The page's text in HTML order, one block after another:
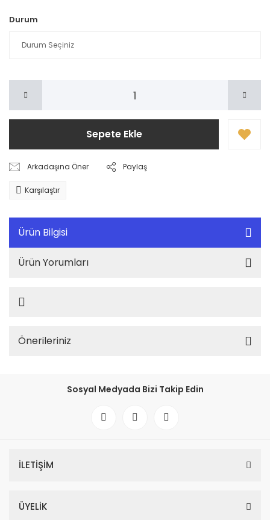
Durum
Sepete Ekle
Arkadaşına Öner Paylaş
Karşılaştır
Ürün Bilgisi
Ürün Yorumları
Önerileriniz
Sosyal Medyada Bizi Takip Edin
İLETİŞİM
ÜYELİK